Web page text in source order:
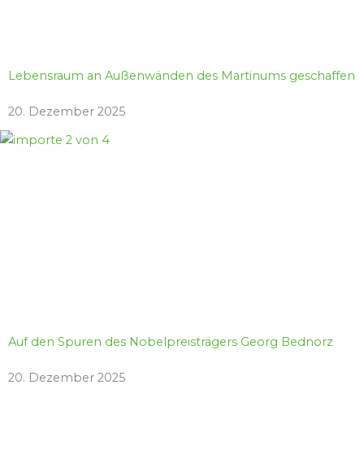
Lebensraum an Außenwänden des Martinums geschaffen
20. Dezember 2025
Auf den Spuren des Nobelpreisträgers Georg Bednorz
20. Dezember 2025